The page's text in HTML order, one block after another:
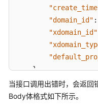
API
"domain_id" :
"xdomain_id"
}
}
当接口调用出错时，会返回
Body体格式如下所示。